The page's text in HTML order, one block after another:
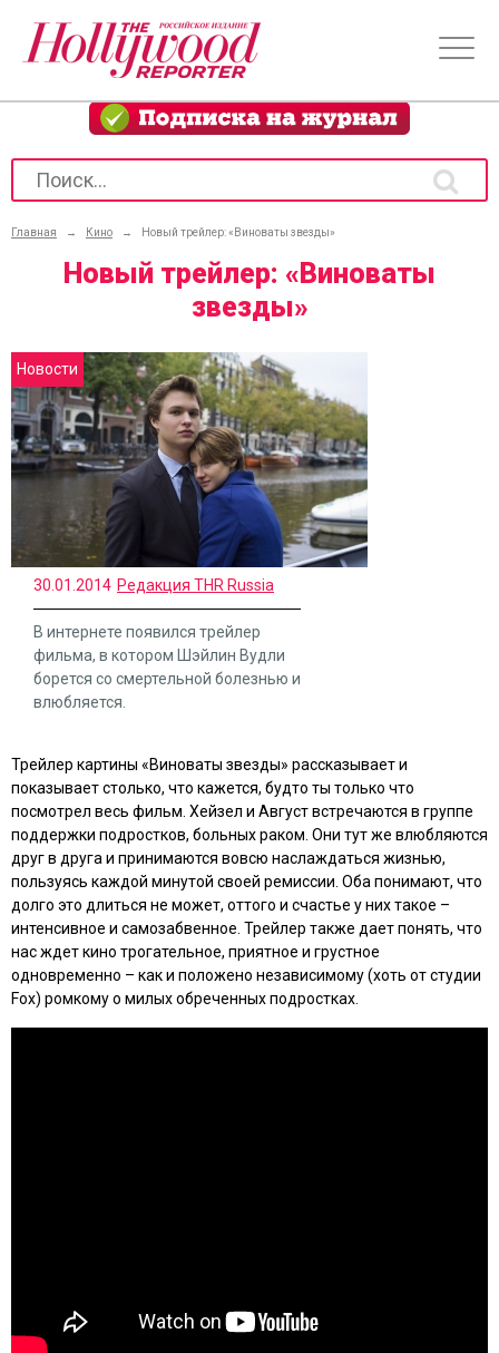
Главная → Кино → Новый трейлер: «Виноваты звезды»
Новый трейлер: «Виноваты
звезды»
Новости
30.01.2014 Редакция THR Russia
В интернете появился трейлер
фильма, в котором Шэйлин Вудли
борется со смертельной болезнью и
влюбляется.
Трейлер картины «Виноваты звезды» рассказывает и
показывает столько, что кажется, будто ты только что
посмотрел весь фильм. Хейзел и Август встречаются в группе
поддержки подростков, больных раком. Они тут же влюбляются
друг в друга и принимаются вовсю наслаждаться жизнью,
пользуясь каждой минутой своей ремиссии. Оба понимают, что
долго это длиться не может, оттого и счастье у них такое –
интенсивное и самозабвенное. Трейлер также дает понять, что
нас ждет кино трогательное, приятное и грустное
одновременно – как и положено независимому (хоть от студии
Fox) ромкому о милых обреченных подростках.